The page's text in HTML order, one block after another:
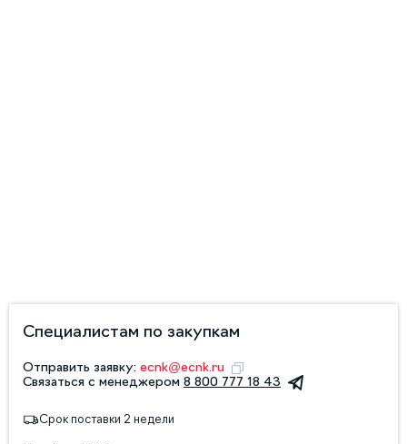
Специалистам по закупкам
Отправить заявку: ecnk@ecnk.ru
Связаться с менеджером 8 800 777 18 43
Срок поставки 2 недели